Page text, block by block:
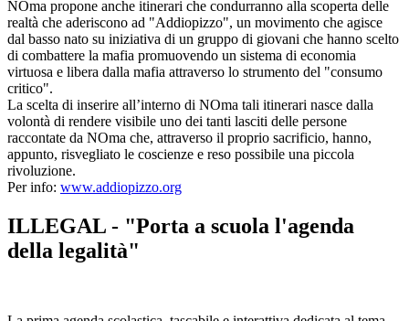
NOma propone anche itinerari che condurranno alla scoperta delle
realtà che aderiscono ad "Addiopizzo", un movimento che agisce
dal basso nato su iniziativa di un gruppo di giovani che hanno scelto
di combattere la mafia promuovendo un sistema di economia
virtuosa e libera dalla mafia attraverso lo strumento del "consumo
critico".
La scelta di inserire all’interno di NOma tali itinerari nasce dalla
volontà di rendere visibile uno dei tanti lasciti delle persone
raccontate da NOma che, attraverso il proprio sacrificio, hanno,
appunto, risvegliato le coscienze e reso possibile una piccola
rivoluzione.
Per info: www.addiopizzo.org
ILLEGAL - "Porta a scuola l'agenda
della legalità"